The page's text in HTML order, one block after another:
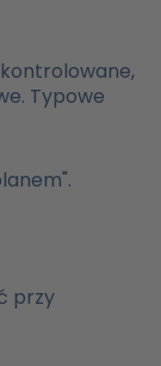
Typowe
przy